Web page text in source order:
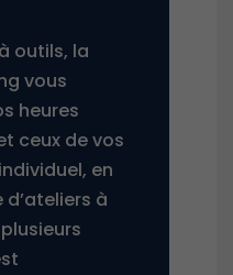
outils, la
vous
heures
ceux de vos
en
à